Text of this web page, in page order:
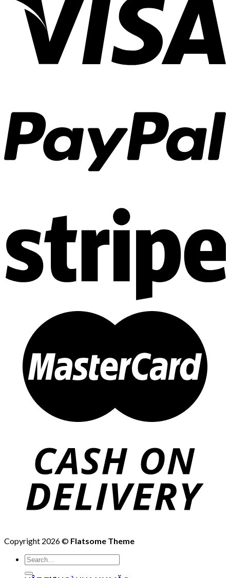
Copyright 2026 © Flatsome Theme
Search
for: